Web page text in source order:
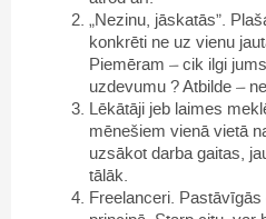
„Nezinu, jāskatās”.
konkrēti ne uz vienu
Piemēram – cik ilgi
uzdevumu ? Atbilde –
Lēkātāji jeb laimes
mēnešiem vienā vietā
uzsākot darba gaitas,
tālāk.
Freelanceri.